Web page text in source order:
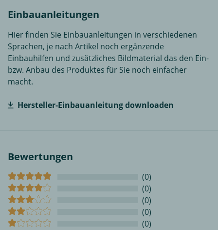
Einbauanleitungen
Hier finden Sie Einbauanleitungen in verschiedenen
Sprachen, je nach Artikel noch ergänzende
Einbauhilfen und zusätzliches Bildmaterial das den Ein-
bzw. Anbau des Produktes für Sie noch einfacher
macht.
Hersteller-Einbauanleitung downloaden
Bewertungen
(0)
(0)
(0)
(0)
(0)